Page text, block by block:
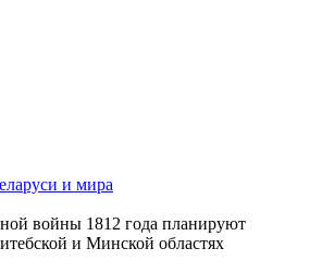
и мира
войны 1812 года планируют
и Минской областях